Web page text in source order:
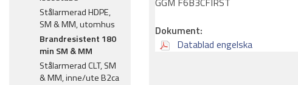
Stålarmerad HDPE,
SM & MM, utomhus
Brandresistent 180
min SM & MM
Stålarmerad CLT, SM
& MM, inne/ute B2ca
Dokument:
Datablad engelska